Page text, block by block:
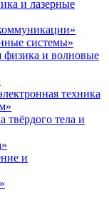
и лазерные
системы»
физика и волновые
техника
твёрдого тела и
и